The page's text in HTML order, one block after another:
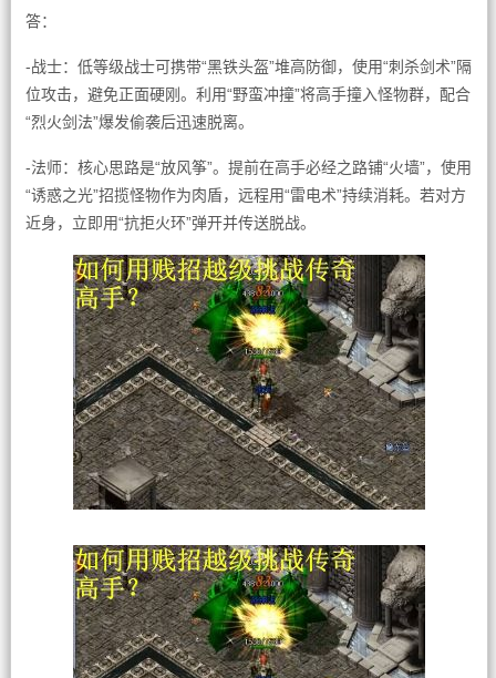
答：
-战士：低等级战士可携带“黑铁头盔”堆高防御，使用“刺杀剑术”隔
位攻击，避免正面硬刚。利用“野蛮冲撞”将高手撞入怪物群，配合
“烈火剑法”爆发偷袭后迅速脱离。
-法师：核心思路是“放风筝”。提前在高手必经之路铺“火墙”，使用
“诱惑之光”招揽怪物作为肉盾，远程用“雷电术”持续消耗。若对方
近身，立即用“抗拒火环”弹开并传送脱战。